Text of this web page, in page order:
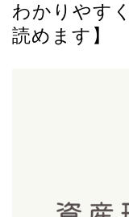
わかりやす
読めます】